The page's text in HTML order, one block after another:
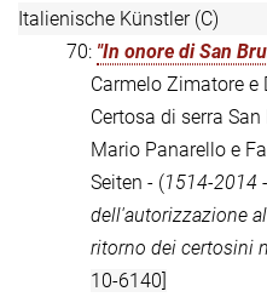
Italienische Künstler (C)
70: "In onore di San
Carmelo Zimatore e
Certosa di serra
Mario Panarello e
Seiten - (1514-2014
dell'autorizzazione
ritorno dei certosini
10-6140]